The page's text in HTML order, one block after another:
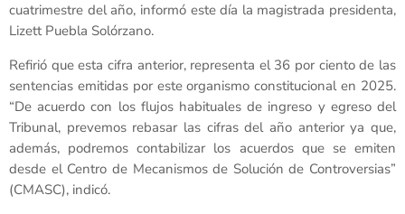
cuatrimestre del año, informó este día la magistrada presidenta,
Lizett Puebla Solórzano.
Refirió que esta cifra anterior, representa el 36 por ciento de las
sentencias emitidas por este organismo constitucional en 2025.
“De acuerdo con los flujos habituales de ingreso y egreso del
Tribunal, prevemos rebasar las cifras del año anterior ya que,
además, podremos contabilizar los acuerdos que se emiten
desde el Centro de Mecanismos de Solución de Controversias”
(CMASC), indicó.